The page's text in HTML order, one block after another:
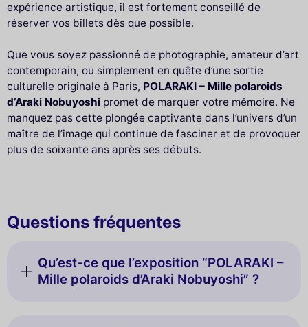
expérience artistique, il est fortement conseillé de
réserver vos billets dès que possible.
Que vous soyez passionné de photographie, amateur d’art
contemporain, ou simplement en quête d’une sortie
culturelle originale à Paris, POLARAKI – Mille polaroids
d’Araki Nobuyoshi promet de marquer votre mémoire. Ne
manquez pas cette plongée captivante dans l’univers d’un
maître de l’image qui continue de fasciner et de provoquer
plus de soixante ans après ses débuts.
Questions fréquentes
Qu’est-ce que l’exposition “POLARAKI –
Mille polaroids d’Araki Nobuyoshi” ?